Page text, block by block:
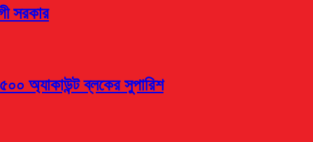
সরকার
অ্যাকাউন্ট ব্লকের সুপারিশ